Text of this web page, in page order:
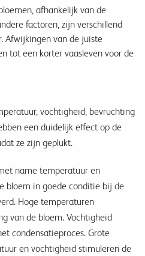
afhankelijk van de
factoren, zijn verschillend
Afwijkingen van de juiste
tot een korter vaasleven voor de
vochtigheid, bevruchting
een duidelijk effect op de
ze zijn geplukt.
name temperatuur en
bloem in goede conditie bij de
Hoge temperaturen
van de bloem. Vochtigheid
condensatieproces. Grote
en vochtigheid stimuleren de